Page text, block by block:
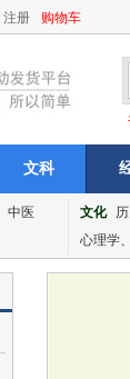
注册 购物车
文科
中医
文化
心理学